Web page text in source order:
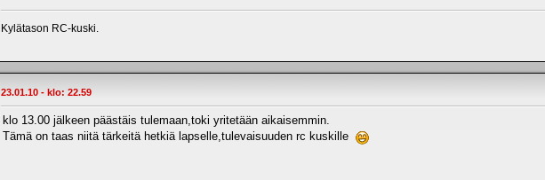
Kylätason RC-kuski.
23.01.10 - klo: 22.59
klo 13.00 jälkeen päästäis tulemaan,toki yritetään aikaisemmin.
Tämä on taas niitä tärkeitä hetkiä lapselle,tulevaisuuden rc kuskille